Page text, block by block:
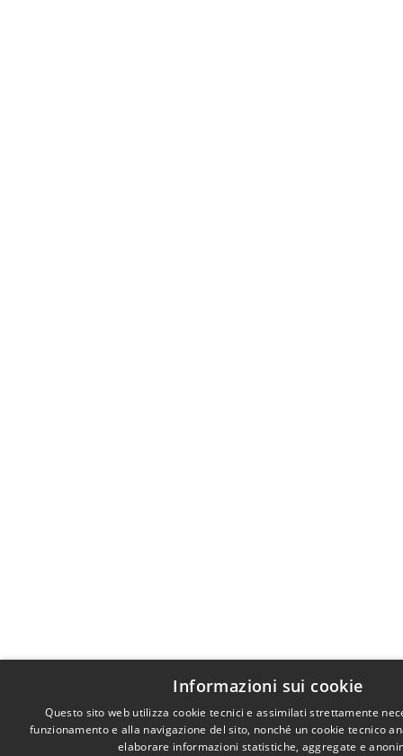
Informazioni sui cookie
Questo sito web utilizza cookie tecnici e assimilati strettamente
funzionamento e alla navigazione del sito, nonché un cookie tecnico
elaborare informazioni statistiche, aggregate e